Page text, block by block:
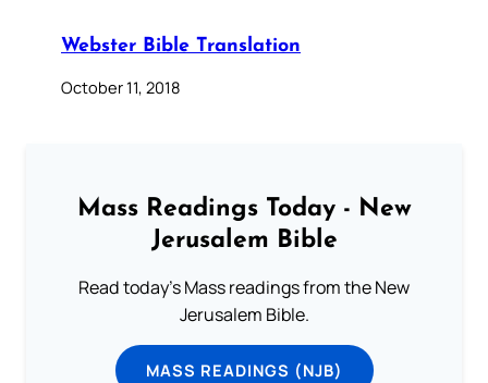
Webster Bible Translation
October 11, 2018
Mass Readings Today - New
Jerusalem Bible
Read today's Mass readings from the New
Jerusalem Bible.
MASS READINGS (NJB)